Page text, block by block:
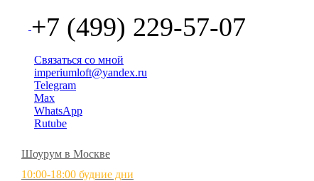
+7 (499) 229-57-07
Связаться со мной
imperiumloft@yandex.ru
Telegram
Max
WhatsApp
Rutube
Шоурум в Москве
10:00-18:00 будние дни